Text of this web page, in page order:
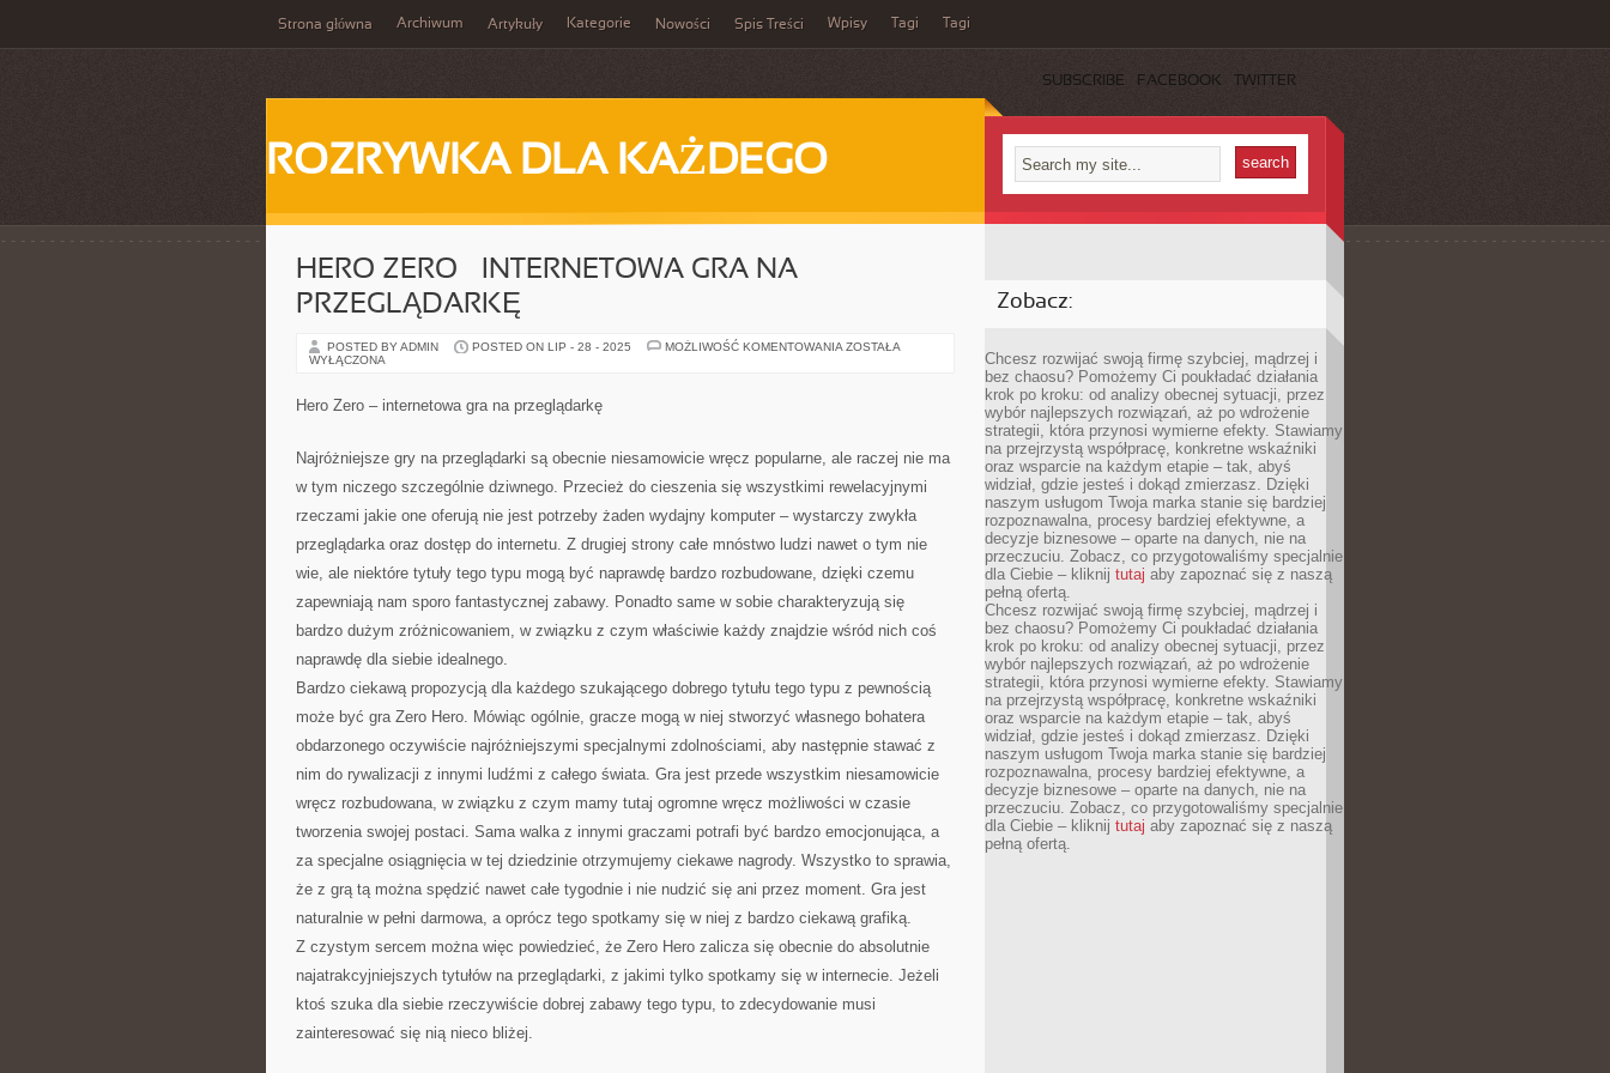
Strona główna Archiwum Artykuły Kategorie Nowości Spis Treści Wpisy Tagi Tagi
SUBSCRIBE FACEBOOK TWITTER
ROZRYWKA DLA KAŻDEGO
HERO ZERO – INTERNETOWA GRA NA
PRZEGLĄDARKĘ
POSTED BY ADMIN POSTED ON LIP - 28 - 2025 MOŻLIWOŚĆ KOMENTOWANIA HERO
ZOSTAŁA
WYŁĄCZONA
Hero Zero – internetowa gra na przeglądarkę
Najróżniejsze gry na przeglądarki są obecnie niesamowicie wręcz popularne, ale raczej nie ma
w tym niczego szczególnie dziwnego. Przecież do cieszenia się wszystkimi rewelacyjnymi
rzeczami jakie one oferują nie jest potrzeby żaden wydajny komputer – wystarczy zwykła
przeglądarka oraz dostęp do internetu. Z drugiej strony całe mnóstwo ludzi nawet o tym nie
wie, ale niektóre tytuły tego typu mogą być naprawdę bardzo rozbudowane, dzięki czemu
zapewniają nam sporo fantastycznej zabawy. Ponadto same w sobie charakteryzują się
bardzo dużym zróżnicowaniem, w związku z czym właściwie każdy znajdzie wśród nich coś
naprawdę dla siebie idealnego.
Bardzo ciekawą propozycją dla każdego szukającego dobrego tytułu tego typu z pewnością
może być gra Zero Hero. Mówiąc ogólnie, gracze mogą w niej stworzyć własnego bohatera
obdarzonego oczywiście najróżniejszymi specjalnymi zdolnościami, aby następnie stawać z
nim do rywalizacji z innymi ludźmi z całego świata. Gra jest przede wszystkim niesamowicie
wręcz rozbudowana, w związku z czym mamy tutaj ogromne wręcz możliwości w czasie
tworzenia swojej postaci. Sama walka z innymi graczami potrafi być bardzo emocjonująca, a
za specjalne osiągnięcia w tej dziedzinie otrzymujemy ciekawe nagrody. Wszystko to sprawia,
że z grą tą można spędzić nawet całe tygodnie i nie nudzić się ani przez moment. Gra jest
naturalnie w pełni darmowa, a oprócz tego spotkamy się w niej z bardzo ciekawą grafiką.
Z czystym sercem można więc powiedzieć, że Zero Hero zalicza się obecnie do absolutnie
najatrakcyjniejszych tytułów na przeglądarki, z jakimi tylko spotkamy się w internecie. Jeżeli
ktoś szuka dla siebie rzeczywiście dobrej zabawy tego typu, to zdecydowanie musi
zainteresować się nią nieco bliżej.
Zobacz:
Chcesz rozwijać swoją firmę szybciej, mądrzej i
bez chaosu? Pomożemy Ci poukładać działania
krok po kroku: od analizy obecnej sytuacji, przez
wybór najlepszych rozwiązań, aż po wdrożenie
strategii, która przynosi wymierne efekty. Stawiamy
na przejrzystą współpracę, konkretne wskaźniki
oraz wsparcie na każdym etapie – tak, abyś
widział, gdzie jesteś i dokąd zmierzasz. Dzięki
naszym usługom Twoja marka stanie się bardziej
rozpoznawalna, procesy bardziej efektywne, a
decyzje biznesowe – oparte na danych, nie na
przeczuciu. Zobacz, co przygotowaliśmy specjalnie
dla Ciebie – kliknij tutaj aby zapoznać się z naszą
pełną ofertą.
Chcesz rozwijać swoją firmę szybciej, mądrzej i
bez chaosu? Pomożemy Ci poukładać działania
krok po kroku: od analizy obecnej sytuacji, przez
wybór najlepszych rozwiązań, aż po wdrożenie
strategii, która przynosi wymierne efekty. Stawiamy
na przejrzystą współpracę, konkretne wskaźniki
oraz wsparcie na każdym etapie – tak, abyś
widział, gdzie jesteś i dokąd zmierzasz. Dzięki
naszym usługom Twoja marka stanie się bardziej
rozpoznawalna, procesy bardziej efektywne, a
decyzje biznesowe – oparte na danych, nie na
przeczuciu. Zobacz, co przygotowaliśmy specjalnie
dla Ciebie – kliknij tutaj aby zapoznać się z naszą
pełną ofertą.